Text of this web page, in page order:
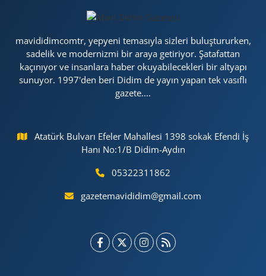
mavididimcomtr, yepyeni temasıyla sizleri buluştururken,
sadelik ve modernizmi bir araya getiriyor. Şatafattan
kaçınıyor ve insanlara haber okuyabilecekleri bir altyapı
sunuyor. 1997'den beri Didim de yayın yapan tek vasıflı
gazete....
Atatürk Bulvarı Efeler Mahallesi 1398 sokak Efendi İş
Hanı No:1/B Didim-Aydın
05322311862
gazetemavididim@gmail.com